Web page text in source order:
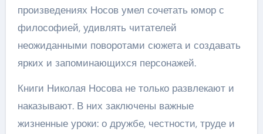
произведениях Носов умел сочетать юмор с
философией, удивлять читателей
неожиданными поворотами сюжета и создавать
ярких и запоминающихся персонажей.
Книги Николая Носова не только развлекают и
наказывают. В них заключены важные
жизненные уроки: о дружбе, честности, труде и